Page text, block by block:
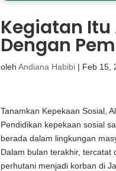
Kegiatan
Dengan
olehAndiana Habibi | Feb 15,
Tanamkan Kepekaan Sosial,
Pendidikan kepekaan sosial
berada dalam lingkungan
Dalam bulan terakhir,
perhutani menjadi korban di